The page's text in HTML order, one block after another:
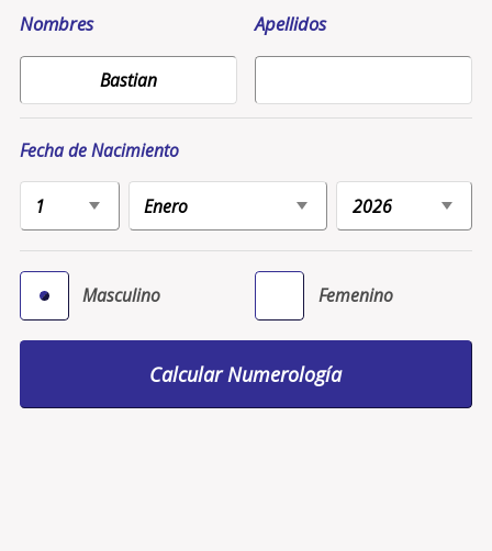
Nombres Apellidos
Fecha de Nacimiento
Masculino Femenino